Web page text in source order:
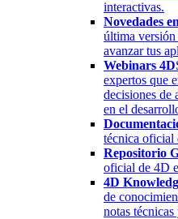
interactivas.
Novedades
última
avanzar tus
Webinars 4D
expertos que
decisiones de
en el
técnica oficial
Repositorio
oficial de 4D
4D
de
notas técnicas